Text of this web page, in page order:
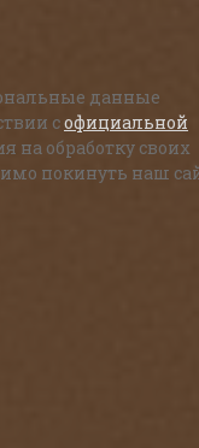
данные
софициальной
на обработку своих
покинуть наш